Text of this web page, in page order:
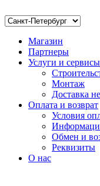
Магазин
Партнеры
Услуги и сервисы
Монтаж
Доставка
Оплата и возврат
Условия
Обмен и
Реквизиты
О нас